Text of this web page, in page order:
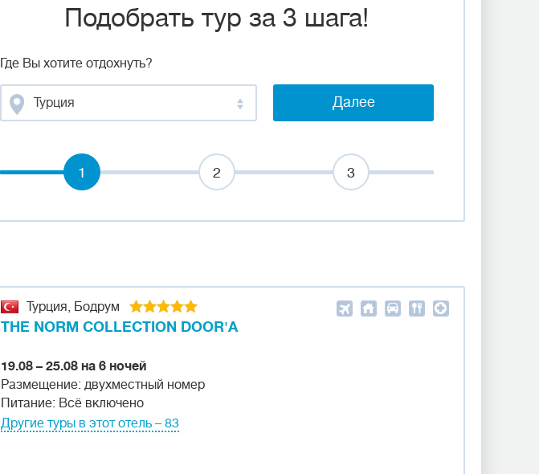
Подобрать тур за 3 шага!
Где Вы хотите отдохнуть?
Турция Далее
1 2 3
Турция, Бодрум
THE NORM COLLECTION DOOR'A
19.08 – 25.08 на 6 ночей
Размещение: двухместный номер
Питание: Всё включено
Другие туры в этот отель – 83